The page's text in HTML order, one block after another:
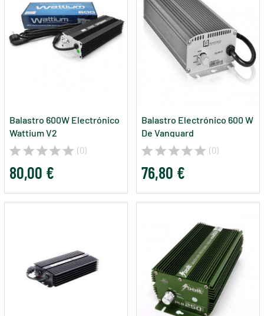
Balastro 600W Electrónico
Wattium V2
(0)
80,00 €
Balastro Electrónico 600 W
De Vanguard
(0)
76,80 €